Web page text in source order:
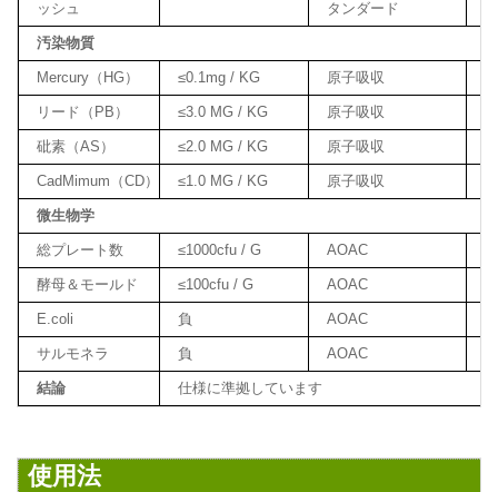
ッシュ タンダード
汚染物質
Mercury（HG） ≤0.1mg / KG 原子吸収
リード（PB） ≤3.0 MG / KG 原子吸収
砒素（AS） ≤2.0 MG / KG 原子吸収
CadMimum（CD） ≤1.0 MG / KG 原子吸収
微生物学
総プレート数 ≤1000cfu / G AOAC
酵母＆モールド ≤100cfu / G AOAC
E.coli 負 AOAC
サルモネラ 負 AOAC
結論 仕様に準拠しています
使用法